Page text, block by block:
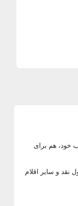
خود، هم برای
نقد و سایر اقلام